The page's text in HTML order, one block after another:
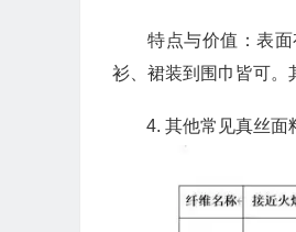
特点与价值：表
衫、裙装到围巾皆可。
其他常见真丝面